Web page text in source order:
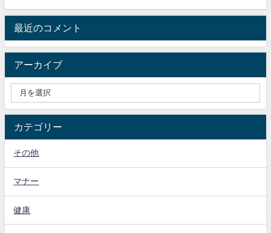
最近のコメント
アーカイブ
カテゴリー
その他
マナー
健康